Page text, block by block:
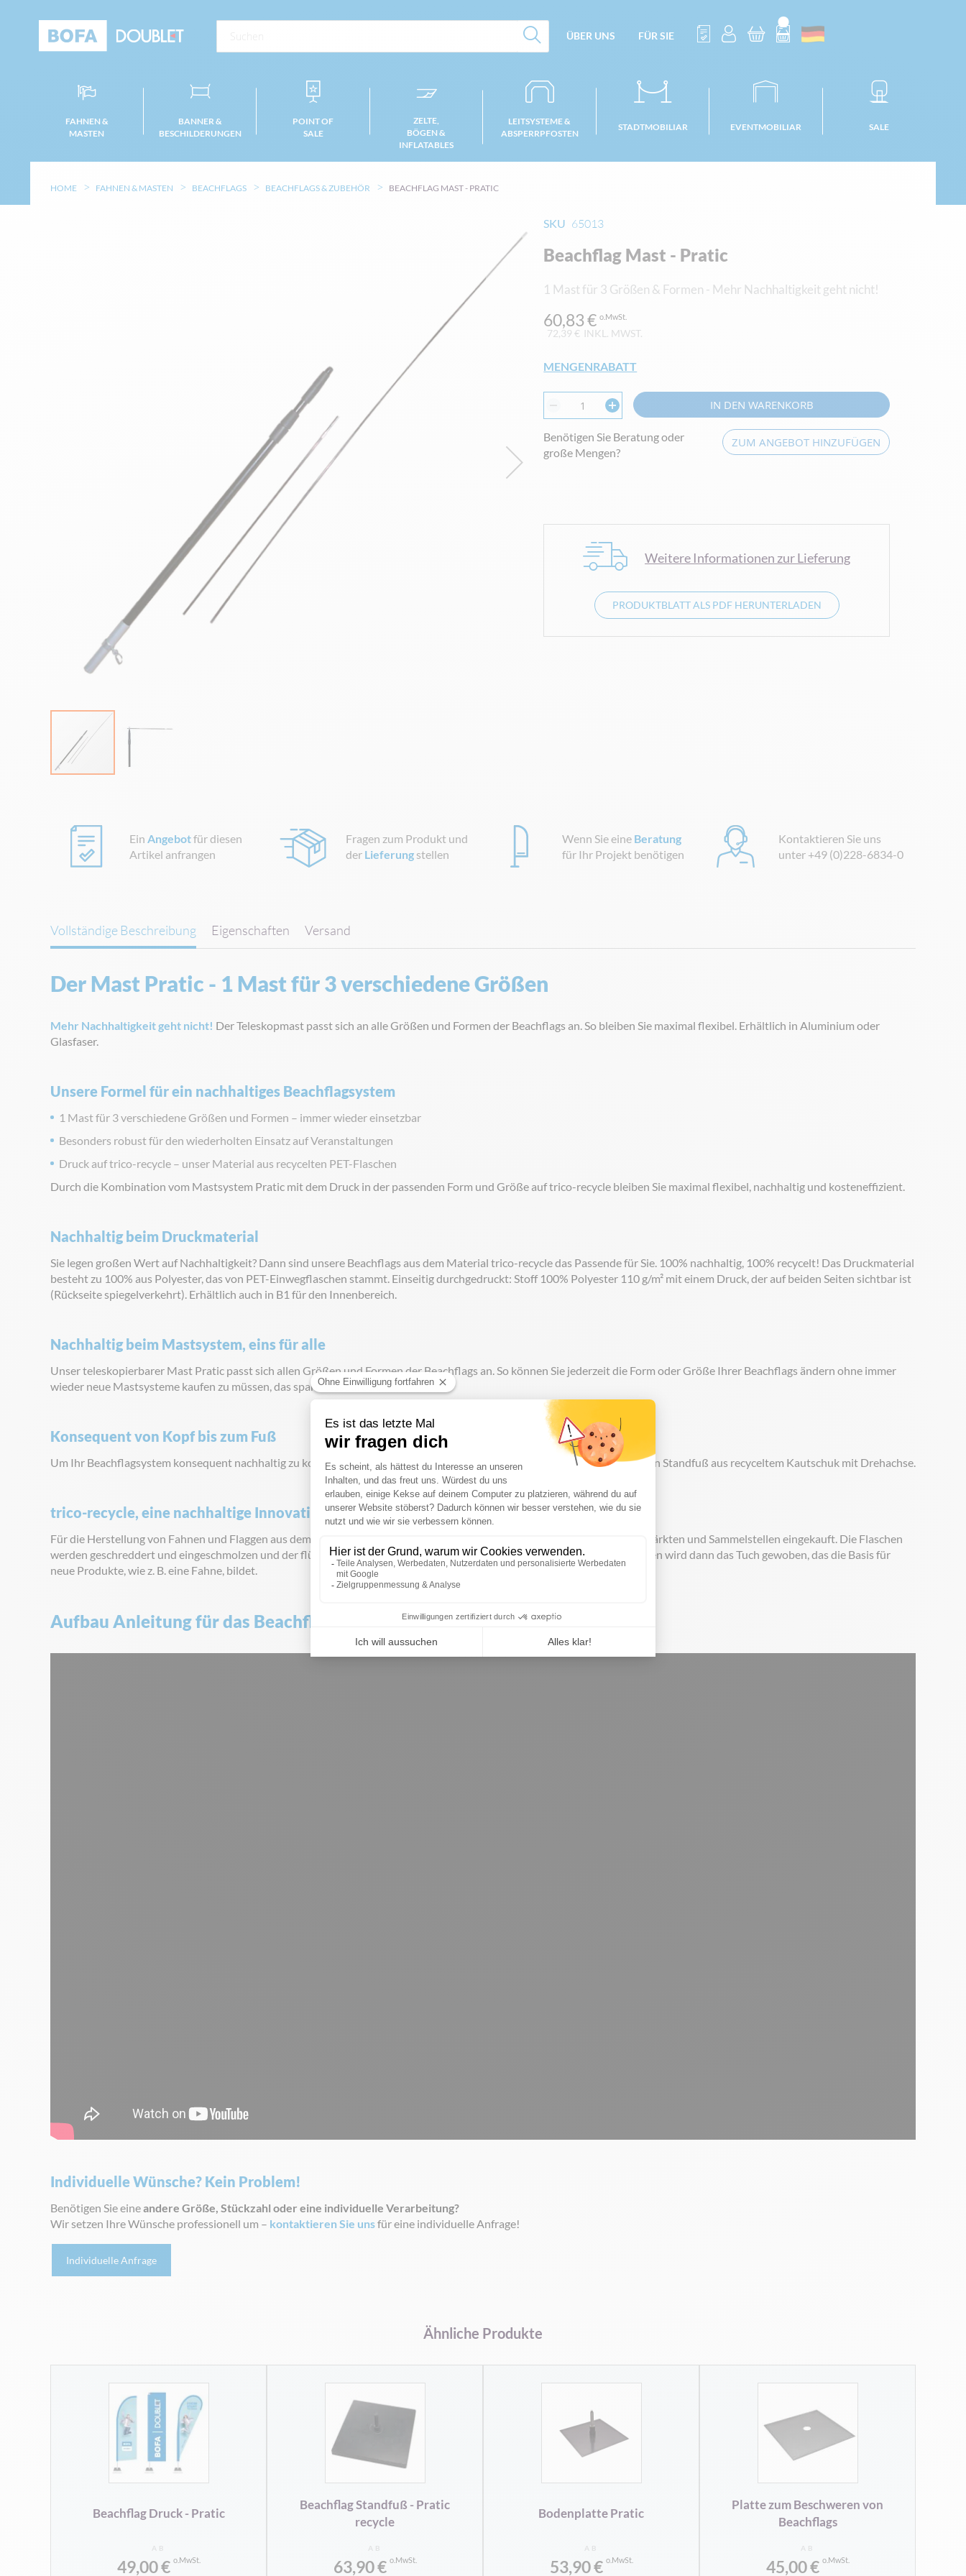
ÜBER UNS FÜR SIE
FAHNEN &
MASTEN
BANNER &
BESCHILDERUNGEN
POINT OF
SALE
ZELTE,
BÖGEN &
INFLATABLES
LEITSYSTEME &
ABSPERRPFOSTEN
STADTMOBILIAR EVENTMOBILIAR SALE
HOME FAHNEN & MASTEN BEACHFLAGS BEACHFLAGS & ZUBEHÖR BEACHFLAG MAST - PRATIC
SKU 65013
Beachflag Mast - Pratic
1 Mast für 3 Größen & Formen - Mehr Nachhaltigkeit geht nicht!
72,39 € INKL. MWST.
60,83 €
MENGENRABATT
IN DEN WARENKORB
Benötigen Sie Beratung oder
große Mengen?
ZUM ANGEBOT HINZUFÜGEN
Weitere Informationen zur Lieferung
PRODUKTBLATT ALS PDF HERUNTERLADEN
Bildgalerie
springen
Ein Angebotfür diesen
Artikel anfrangen
Fragen zum Produkt und
der Lieferung stellen
Wenn Sie eine Beratung
für Ihr Projekt benötigen
Kontaktieren Sie uns
unter +49 (0)228-6834-0
Vollständige Beschreibung
Der Mast Pratic - 1 Mast für 3 verschiedene Größen
Mehr Nachhaltigkeit geht nicht! Der Teleskopmast passt sich an alle Größen und Formen der Beachflags an. So bleiben Sie maximal flexibel. Erhältlich in Aluminium oder
Glasfaser.
Unsere Formel für ein nachhaltiges Beachflagsystem
1 Mast für 3 verschiedene Größen und Formen – immer wieder einsetzbar
Besonders robust für den wiederholten Einsatz auf Veranstaltungen
Druck auf trico-recycle – unser Material aus recycelten PET-Flaschen
Durch die Kombination vom Mastsystem Pratic mit dem Druck in der passenden Form und Größe auf trico-recycle bleiben Sie maximal flexibel, nachhaltig und kosteneffizient.
Nachhaltig beim Druckmaterial
Sie legen großen Wert auf Nachhaltigkeit? Dann sind unsere Beachflags aus dem Material trico-recycle das Passende für Sie. 100% nachhaltig, 100% recycelt! Das Druckmaterial
besteht zu 100% aus Polyester, das von PET-Einwegflaschen stammt. Einseitig durchgedruckt: Stoff 100% Polyester 110 g/m² mit einem Druck, der auf beiden Seiten sichtbar ist
(Rückseite spiegelverkehrt). Erhältlich auch in B1 für den Innenbereich.
Nachhaltig beim Mastsystem, eins für alle
Unser teleskopierbarer Mast Pratic passt sich allen Größen und Formen der Beachflags an. So können Sie jederzeit die Form oder Größe Ihrer Beachflags ändern ohne immer
wieder neue Mastsysteme kaufen zu müssen, das spart Ressourcen.
Konsequent von Kopf bis zum Fuß
Um Ihr Beachflagsystem konsequent nachhaltig zu komplementieren, empfehlen wir Ihnen unseren dazugehörigen robusten Standfuß aus recyceltem Kautschuk mit Drehachse.
trico-recycle, eine nachhaltige Innovation - Stoffproduktion
Für die Herstellung von Fahnen und Flaggen aus dem nachhaltigen Material trico-recycle werden PET-Flaschen bei Supermärkten und Sammelstellen eingekauft. Die Flaschen
werden geschreddert und eingeschmolzen und der flüssige Kunststoff wird zu meterlangen Fäden geformt. Aus diesen Fäden wird dann das Tuch gewoben, das die Basis für
neue Produkte, wie z. B. eine Fahne, bildet.
Aufbau Anleitung für das Beachflag Pratic System
Individuelle Wünsche? Kein Problem!
Benötigen Sie eineandere Größe, Stückzahl oder eine individuelle Verarbeitung?
Wir setzen Ihre Wünsche professionell um – kontaktieren Sie unsfür eine individuelle Anfrage!
Individuelle Anfrage
Eigenschaften Versand
Ähnliche Produkte
Beachflag Druck - Pratic
AB
49,00 €
Beachflag Standfuß - Pratic
recycle
AB
63,90 €
Bodenplatte Pratic
AB
53,90 €
Platte zum Beschweren von
Beachflags
AB
45,00 €